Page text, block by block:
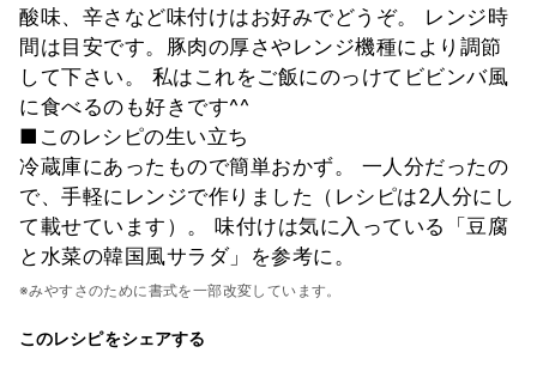
酸味、辛さなど味付けはお好みでどうぞ。 レンジ時
間は目安です。豚肉の厚さやレンジ機種により調節
して下さい。 私はこれをご飯にのっけてビビンバ風
に食べるのも好きです^^
■このレシピの生い立ち
冷蔵庫にあったもので簡単おかず。 一人分だったの
で、手軽にレンジで作りました（レシピは2人分にし
て載せています）。 味付けは気に入っている「豆腐
と水菜の韓国風サラダ」を参考に。
※みやすさのために書式を一部改変しています。
このレシピをシェアする